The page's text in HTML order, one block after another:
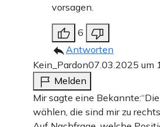
vorsagen.
6
Antworten
Kein_Pardon07.03.2025 um
Melden
Mir sagte eine
wählen, die sind mir zu